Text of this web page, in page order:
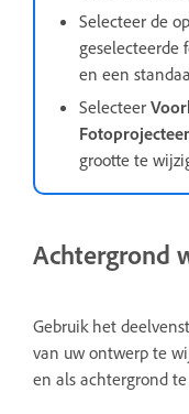
Selecteer de
geselecteerde
en een
Selecteer
grootte te
Achtergrond
Gebruik het
van uw ontwerp te
en als achtergrond